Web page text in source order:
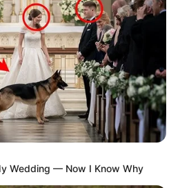
Wedding — Now I Know Why